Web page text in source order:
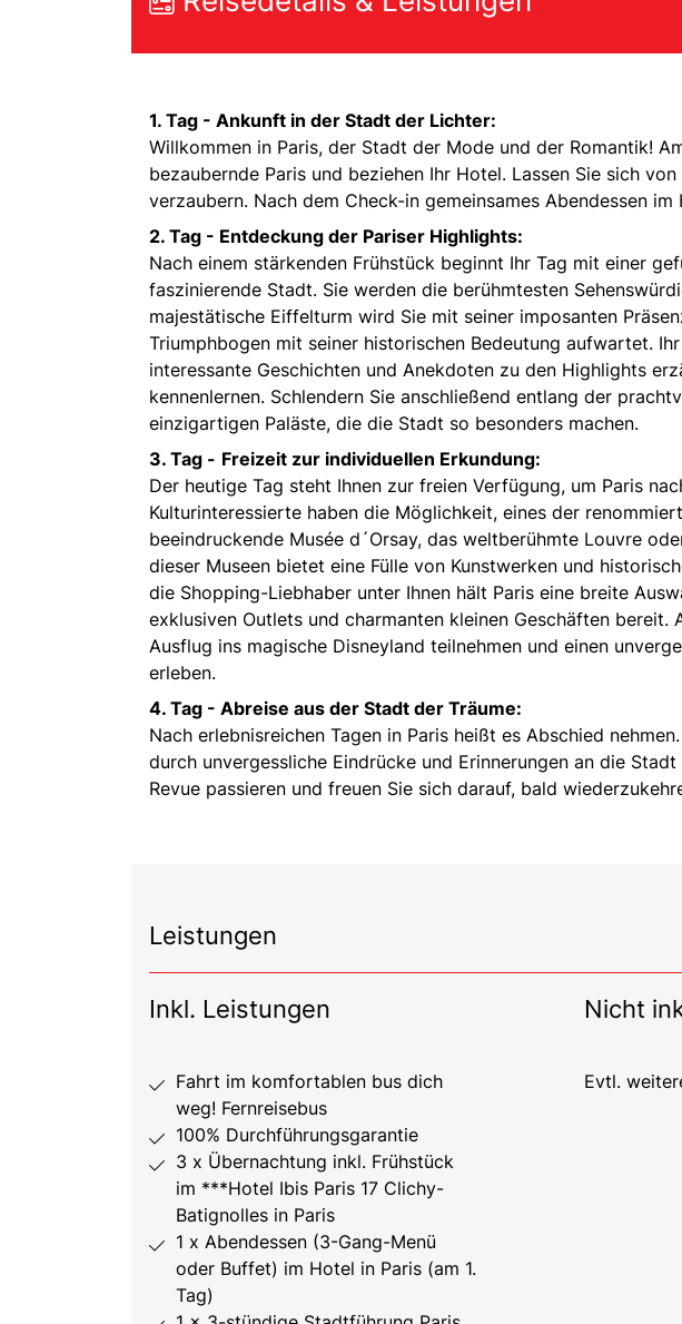
1. Tag - Ankunft in der Stadt der Lichter:
Willkommen in Paris, der Stadt der Mode und der Romantik!
bezaubernde Paris und beziehen Ihr Hotel. Lassen Sie sich
verzaubern. Nach dem Check-in gemeinsames Abendessen im
2. Tag - Entdeckung der Pariser Highlights:
Nach einem stärkenden Frühstück beginnt Ihr Tag mit einer
faszinierende Stadt. Sie werden die berühmtesten
majestätische Eiffelturm wird Sie mit seiner imposanten
Triumphbogen mit seiner historischen Bedeutung aufwartet.
interessante Geschichten und Anekdoten zu den Highlights
kennenlernen. Schlendern Sie anschließend entlang der
einzigartigen Paläste, die die Stadt so besonders machen.
3. Tag - Freizeit zur individuellen Erkundung:
Der heutige Tag steht Ihnen zur freien Verfügung, um Paris
Kulturinteressierte haben die Möglichkeit, eines der
beeindruckende Musée d´Orsay, das weltberühmte Louvre
dieser Museen bietet eine Fülle von Kunstwerken und
die Shopping-Liebhaber unter Ihnen hält Paris eine breite
exklusiven Outlets und charmanten kleinen Geschäften
Ausflug ins magische Disneyland teilnehmen und einen
erleben.
4. Tag - Abreise aus der Stadt der Träume:
Nach erlebnisreichen Tagen in Paris heißt es Abschied
durch unvergessliche Eindrücke und Erinnerungen an die
Revue passieren und freuen Sie sich darauf, bald
Leistungen
Inkl. Leistungen
Fahrt im komfortablen bus dich
weg! Fernreisebus
100% Durchführungsgarantie
3 x Übernachtung inkl. Frühstück
im ***Hotel Ibis Paris 17 Clichy-
Batignolles in Paris
1 x Abendessen (3-Gang-Menü
oder Buffet) im Hotel in Paris (am 1.
Tag)
Nicht
Evtl.